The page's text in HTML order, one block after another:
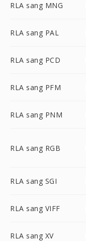
RLA sang MNG
RLA sang PAL
RLA sang PCD
RLA sang PFM
RLA sang PNM
RLA sang RGB
RLA sang SGI
RLA sang VIFF
RLA sang XV